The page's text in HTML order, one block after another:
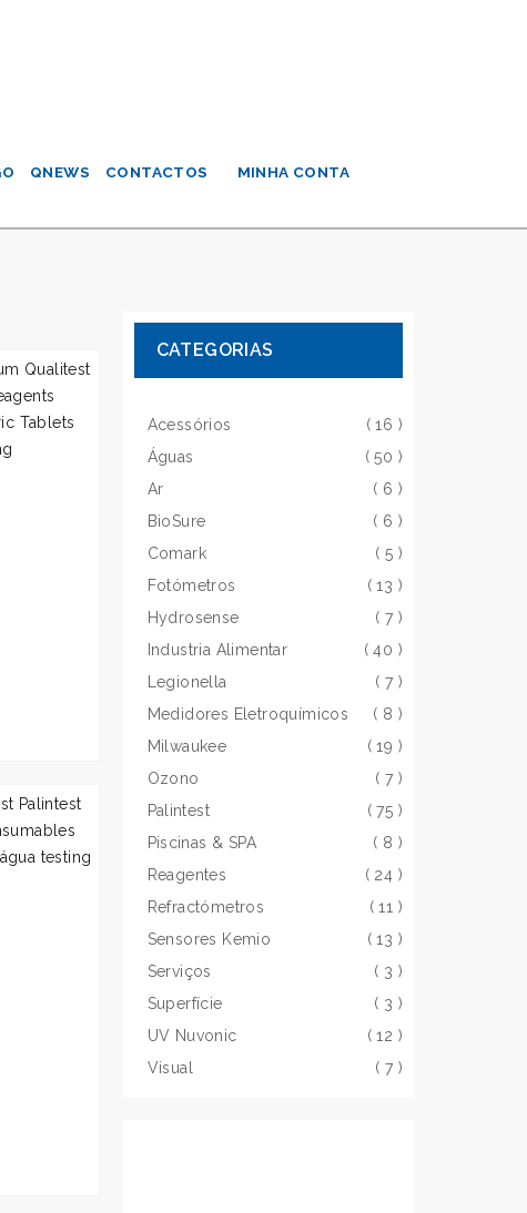
QNEWS CONTACTOS MINHA CONTA
CATEGORIAS
Acessórios
( 16 )
Águas
( 50 )
Ar
( 6 )
BioSure
( 6 )
Comark
( 5 )
Fotómetros
( 13 )
Hydrosense
( 7 )
Industria Alimentar
( 40 )
Legionella
( 7 )
Medidores Eletroquímicos
( 8 )
Milwaukee
( 19 )
Ozono
( 7 )
Palintest
( 75 )
Piscinas & SPA
( 8 )
Reagentes
( 24 )
Refractómetros
( 11 )
Sensores Kemio
( 13 )
Serviços
( 3 )
Superfície
( 3 )
UV Nuvonic
( 12 )
Visual
( 7 )